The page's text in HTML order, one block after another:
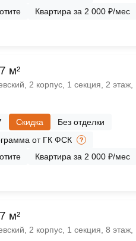
Квартира за 2 000 ₽/мес
м²
2 корпус, 1 секция, 2 этаж,
Скидка
Без отделки
от ГК ФСК
Квартира за 2 000 ₽/мес
м²
2 корпус, 1 секция, 8 этаж,